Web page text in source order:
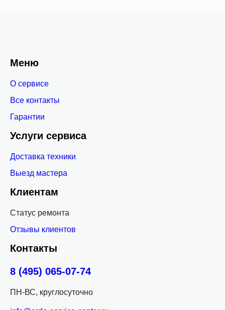
Меню
О сервисе
Все контакты
Гарантии
Услуги сервиса
Доставка техники
Выезд мастера
Клиентам
Статус ремонта
Отзывы клиентов
Контакты
8 (495) 065-07-74
ПН-ВС, круглосуточно